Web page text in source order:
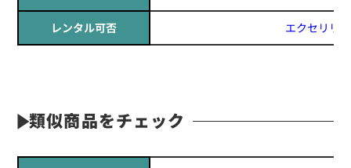
※同時通話対応
EK-535
レンタル可否 エクセリリ
類似商品をチェック